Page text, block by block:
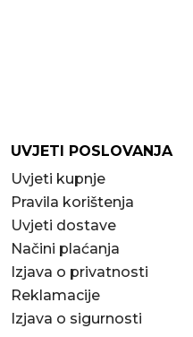
UVJETI POSLOVANJA
Uvjeti kupnje
Pravila korištenja
Uvjeti dostave
Načini plaćanja
Izjava o privatnosti
Reklamacije
Izjava o sigurnosti